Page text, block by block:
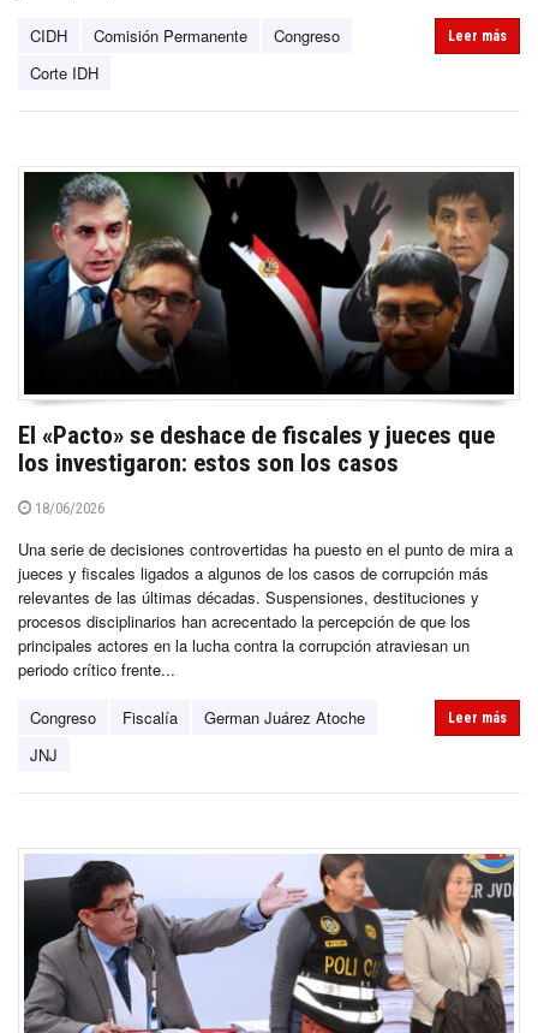
CIDH Comisión Permanente
Congreso
Corte IDH
Leer más
El «Pacto» se deshace de fiscales y jueces que
los investigaron: estos son los casos
18/06/2026
Una serie de decisiones controvertidas ha puesto en el punto de mira a
jueces y fiscales ligados a algunos de los casos de corrupción más
relevantes de las últimas décadas. Suspensiones, destituciones y
procesos disciplinarios han acrecentado la percepción de que los
principales actores en la lucha contra la corrupción atraviesan un
periodo crítico frente...
Congreso Fiscalía
German Juárez Atoche
JNJ
Leer más